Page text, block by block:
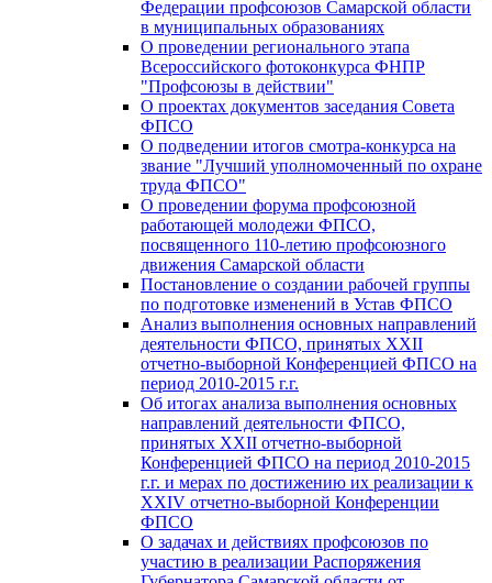
Федерации профсоюзов Самарской области
в муниципальных образованиях
О проведении регионального этапа
Всероссийского фотоконкурса ФНПР
"Профсоюзы в действии"
О проектах документов заседания Совета
ФПСО
О подведении итогов смотра-конкурса на
звание "Лучший уполномоченный по охране
труда ФПСО"
О проведении форума профсоюзной
работающей молодежи ФПСО,
посвященного 110-летию профсоюзного
движения Самарской области
Постановление о создании рабочей группы
по подготовке изменений в Устав ФПСО
Анализ выполнения основных направлений
деятельности ФПСО, принятых XXII
отчетно-выборной Конференцией ФПСО на
период 2010-2015 г.г.
Об итогах анализа выполнения основных
направлений деятельности ФПСО,
принятых XXII отчетно-выборной
Конференцией ФПСО на период 2010-2015
г.г. и мерах по достижению их реализации к
XXIV отчетно-выборной Конференции
ФПСО
О задачах и действиях профсоюзов по
участию в реализации Распоряжения